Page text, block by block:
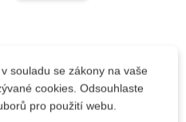
souladu se zákony na vaše
cookies. Odsouhlaste
pro použití webu.